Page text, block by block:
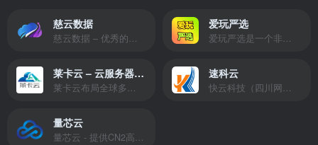
慈云数据
慈云数据 – 优秀的云服务器服务商，提供最具有性价比的产品。慈云数据是开发者必不可少的良心云
爱玩严选
爱玩严选是一个非常有保障且性价比极高的虚拟商城，包括但不限于苹果证书、技术指导、会员充值等多种虚拟服务！
莱卡云 – 云服务器提供商
莱卡云布局全球多个地理区域。提供服务有：境外云服务器、国内云服务器、独立服务器、服务器托管、CDN、SSL证书、游戏服务器等业务。
速科云
快云科技（四川网联快云科技有限公司）成立于2021年，主营互联网业务平台服务提供商。公司专注为用户提供低价高性能云计算产品，致力于云计算应用的易用性开发，并引导云计算在国内普及
量芯云
量芯云 - 提供CN2高速香港美国云服务器&专业高防服务器租用等云服务器供应商